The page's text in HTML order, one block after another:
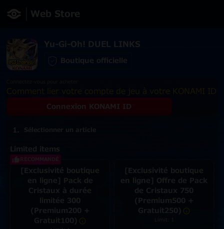
Web Store
Yu-Gi-Oh! DUEL LINKS
Boutique officielle
Comment lier votre compte de jeu à votre KONAMI ID
Connexion KONAMI ID
Sélectionner un article
Limited items
[Exclusivité boutique
en ligne] Pack de
Cristaux à durée
limitée 300
(Premium200 +
Gratuit100)
RECOMMANDÉ
[Exclusivité boutique
en ligne] Offre de Pack
de Cristaux 750
(Premium500 +
Gratuit250)
Limit: 1